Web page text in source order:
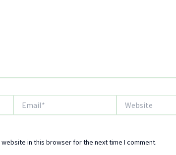
website in this browser for the next time I comment.